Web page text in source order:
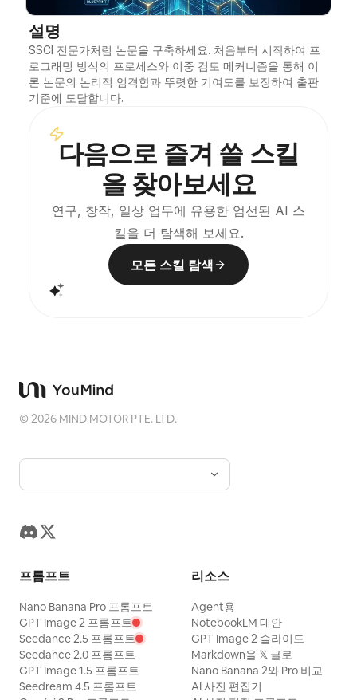
블로그
업데이트
설명
SSCI 전문가처럼 논문을 구축하세요. 처음부터 시작하여 프
로그래밍 방식의 프로세스와 이중 검토 메커니즘을 통해 이
론 논문의 논리적 엄격함과 뚜렷한 기여도를 보장하여 출판
기준에 도달합니다.
다음으로 즐겨 쓸 스킬
을 찾아보세요
연구, 창작, 일상 업무에 유용한 엄선된 AI 스
킬을 더 탐색해 보세요.
모든 스킬 탐색
©2026 MIND MOTOR PTE. LTD.
프롬프트
Nano Banana Pro 프롬프트
GPT Image 2 프롬프트
Seedance 2.5 프롬프트
Seedance 2.0 프롬프트
GPT Image 1.5 프롬프트
Seedream 4.5 프롬프트
리소스
Agent용
NotebookLM 대안
GPT Image 2 슬라이드
Markdown을 𝕏 글로
Nano Banana 2와 Pro 비교
AI 사진 편집기